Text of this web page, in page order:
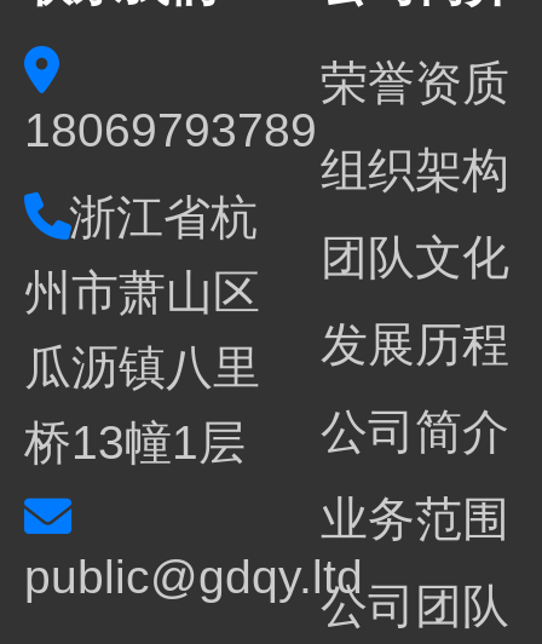
18069793789
浙江省杭
州市萧山区
瓜沥镇八里
桥13幢1层
public@gdqy.ltd
荣誉资质
组织架构
团队文化
发展历程
公司简介
业务范围
公司团队